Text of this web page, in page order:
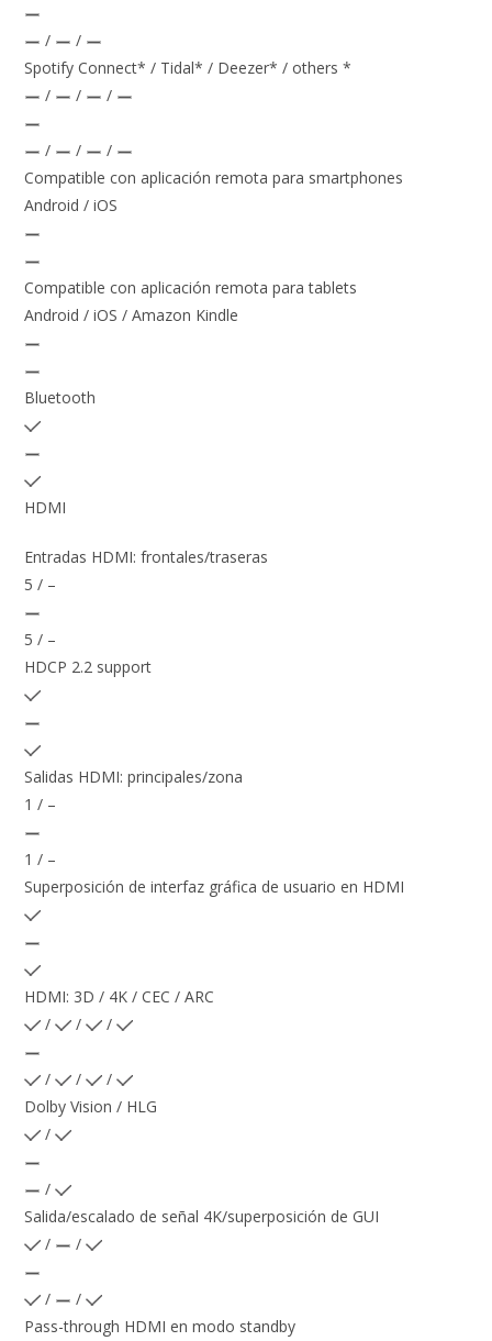
/
/
Spotify Connect* / Tidal* / Deezer* / others *
/
/ /
/ /
/
Compatible con aplicación remota para smartphones
Android / iOS
Compatible con aplicación remota para tablets
Android / iOS / Amazon Kindle
Bluetooth
HDMI
Entradas HDMI: frontales/traseras
5 / –
5 / –
HDCP 2.2 support
Salidas HDMI: principales/zona
1 / –
1 / –
Superposición de interfaz gráfica de usuario en HDMI
HDMI: 3D / 4K / CEC / ARC
/
/ /
/ /
/
Dolby Vision / HLG
/
/
Salida/escalado de señal 4K/superposición de GUI
/
/
/
/
Pass-through HDMI en modo standby